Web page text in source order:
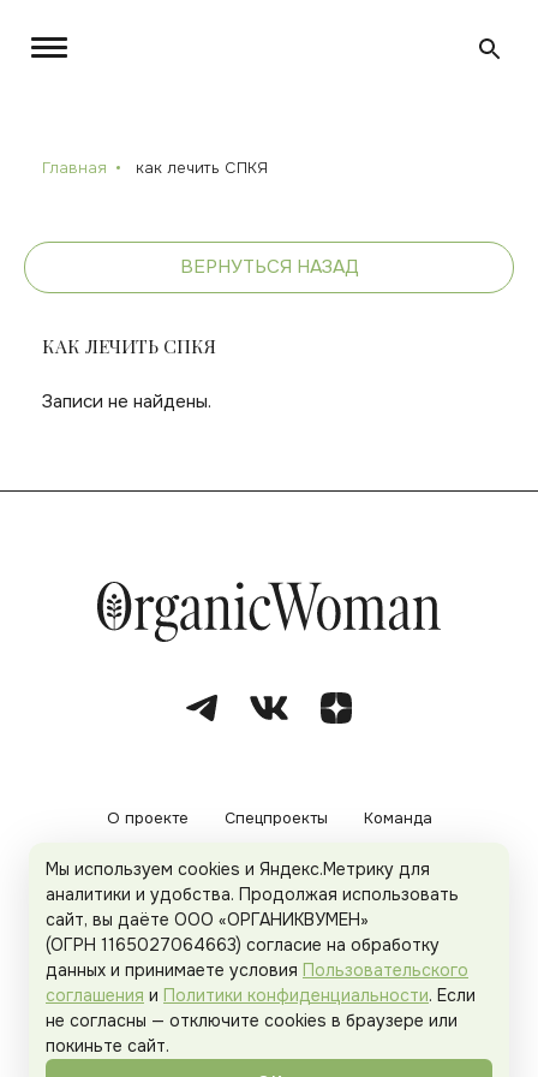
Главная как лечить СПКЯ
ВЕРНУТЬСЯ НАЗАД
КАК ЛЕЧИТЬ СПКЯ
Записи не найдены.
О проекте Спецпроекты Команда
Рекламодателям Политика конфиденциальности
Пользовательское соглашение
Organicwoman.ru . Все права защищены.
Мы используем cookies и Яндекс.Метрику для
аналитики и удобства. Продолжая использовать
сайт, вы даёте ООО «ОРГАНИКВУМЕН»
(ОГРН 1165027064663) согласие на обработку
данных и принимаете условия Пользовательского
соглашения и Политики конфиденциальности. Если
не согласны — отключите cookies в браузере или
покиньте сайт.